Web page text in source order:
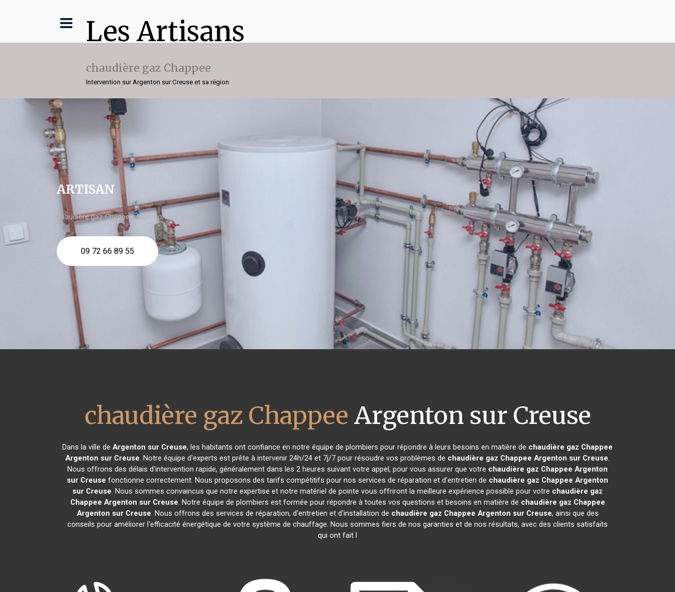
Les Artisans
chaudière gaz Chappee
Intervention sur Argenton sur Creuse et sa région
ARTISAN
chaudière gaz Chappee Argenton sur Creuse
09 72 66 89 55
chaudière gaz Chappee Argenton sur Creuse
Dans la ville de Argenton sur Creuse, les habitants ont confiance en notre équipe de plombiers pour répondre à leurs besoins en matière de chaudière gaz Chappee
Argenton sur Creuse. Notre équipe d'experts est prête à intervenir 24h/24 et 7j/7 pour résoudre vos problèmes de chaudière gaz Chappee Argenton sur Creuse.
Nous offrons des délais d'intervention rapide, généralement dans les 2 heures suivant votre appel, pour vous assurer que votre chaudière gaz Chappee Argenton
sur Creuse fonctionne correctement. Nous proposons des tarifs compétitifs pour nos services de réparation et d'entretien de chaudière gaz Chappee Argenton
sur Creuse. Nous sommes convaincus que notre expertise et notre matériel de pointe vous offriront la meilleure expérience possible pour votre chaudière gaz
Chappee Argenton sur Creuse. Notre équipe de plombiers est formée pour répondre à toutes vos questions et besoins en matière de chaudière gaz Chappee
Argenton sur Creuse. Nous offrons des services de réparation, d'entretien et d'installation de chaudière gaz Chappee Argenton sur Creuse, ainsi que des
conseils pour améliorer l'efficacité énergétique de votre système de chauffage. Nous sommes fiers de nos garanties et de nos résultats, avec des clients satisfaits
qui ont fait l